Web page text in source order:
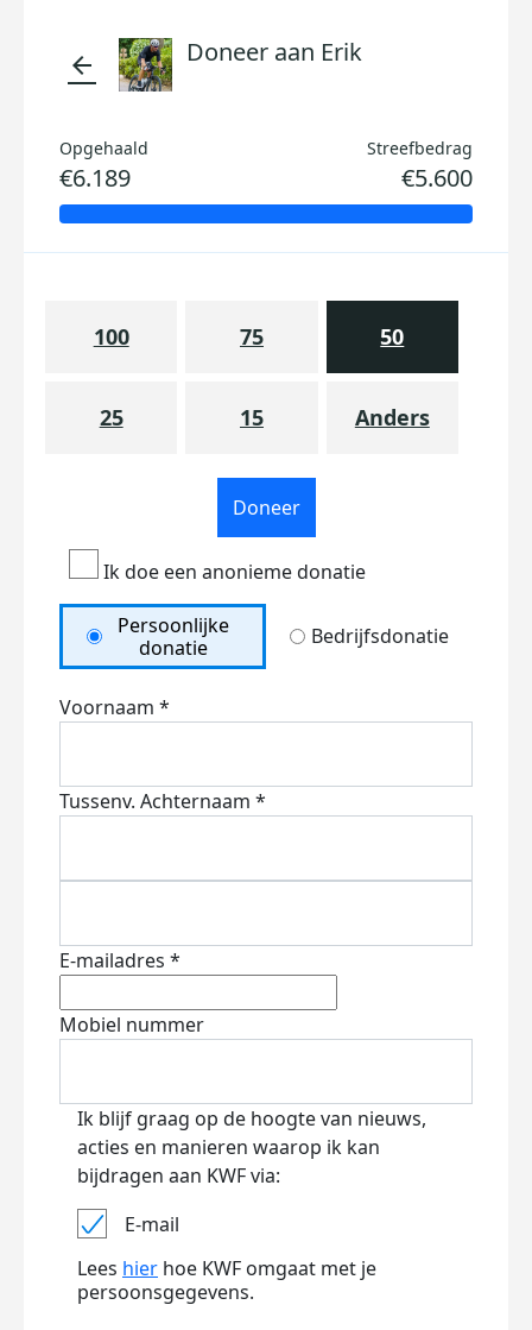
arrow_back Doneer aan Erik
Opgehaald
€6.189
Streefbedrag
€5.600
100 75 50
25 15 Anders
Doneer
Ik doe een anonieme donatie
Persoonlijke
donatie
Bedrijfsdonatie
Voornaam *
Tussenv. Achternaam *
E-mailadres *
Mobiel nummer
Ik blijf graag op de hoogte van nieuws,
acties en manieren waarop ik kan
bijdragen aan KWF via:
E-mail
Lees hier hoe KWF omgaat met je
persoonsgegevens.